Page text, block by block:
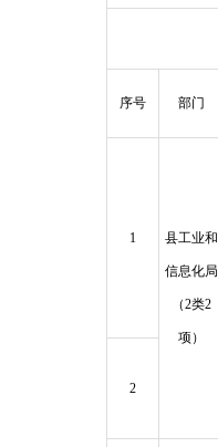
序号 部门
1 县工业和
信息化局
（2类2
项）
2